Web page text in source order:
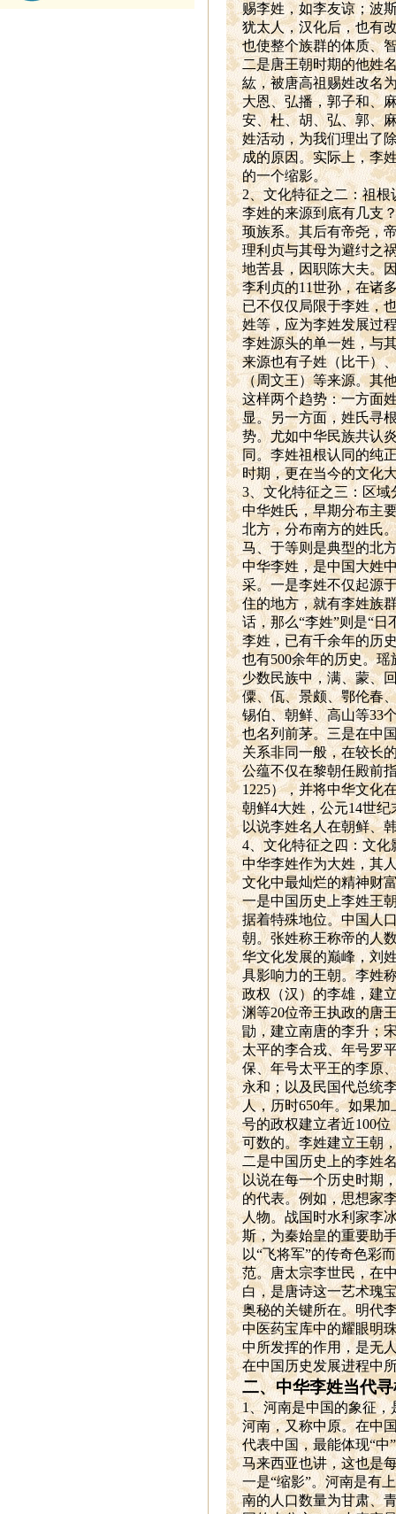
赐李姓，如李友谅；波
犹太人，汉化后，也有
也使整个族群的体质、
二是唐王朝时期的他姓
紘，被唐高祖赐姓改名
大恩、弘播，郭子和、
安、杜、胡、弘、郭、
姓活动，为我们理出了
成的原因。实际上，李
的一个缩影。
2、文化特征之二：祖根
李姓的来源到底有几支
顼族系。其后有帝尧，
理利贞与其母为避纣之
地苦县，因职陈大夫。
李利贞的11世孙，在诸
已不仅仅局限于李姓，
姓等，应为李姓发展过
李姓源头的单一姓，与
来源也有子姓（比干）
（周文王）等来源。其
这样两个趋势：一方面
显。另一方面，姓氏寻
势。尤如中华民族共认
同。李姓祖根认同的纯
时期，更在当今的文化
3、文化特征之三：区域
中华姓氏，早期分布主
北方，分布南方的姓氏
马、于等则是典型的北
中华李姓，是中国大姓
采。一是李姓不仅起源
住的地方，就有李姓族
话，那么“李姓”则是“
李姓，已有千余年的历
也有500余年的历史。
少数民族中，满、蒙、
僳、佤、景颇、鄂伦春
锡伯、朝鲜、高山等33
也名列前茅。三是在中
关系非同一般，在较长
公蕴不仅在黎朝任殿前
1225），并将中华文化
朝鲜4大姓，公元14世
以说李姓名人在朝鲜、
4、文化特征之四：文化
中华李姓作为大姓，其
文化中最灿烂的精神财
一是中国历史上李姓王
据着特殊地位。中国人
朝。张姓称王称帝的人
华文化发展的巅峰，刘
具影响力的王朝。李姓
政权（汉）的李雄，建
渊等20位帝王执政的唐
勖，建立南唐的李升；
太平的李合戎、年号罗
保、年号太平王的李原
永和；以及民国代总统
人，历时650年。如果
号的政权建立者近100
可数的。李姓建立王朝
二是中国历史上的李姓
以说在每一个历史时期
的代表。例如，思想家
人物。战国时水利家李
斯，为秦始皇的重要助
以“飞将军”的传奇色彩
范。唐太宗李世民，在
白，是唐诗这一艺术瑰
奥秘的关键所在。明代
中医药宝库中的耀眼明
中所发挥的作用，是无
在中国历史发展进程中
二、中华李姓当代
1、河南是中国的象征
河南，又称中原。在中
代表中国，最能体现“
马来西亚也讲，这也是
一是“缩影”。河南是有
南的人口数量为甘肃、